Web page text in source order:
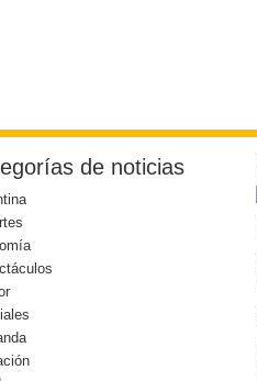
de noticias